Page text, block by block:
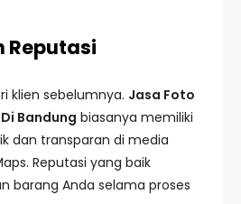
Reputasi
klien sebelumnya. Jasa Foto
Bandung biasanya memiliki
dan transparan di media
Reputasi yang baik
barang Anda selama proses